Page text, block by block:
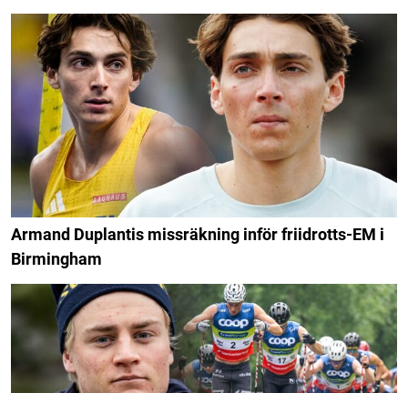
Armand Duplantis missräkning inför friidrotts-EM i
Birmingham